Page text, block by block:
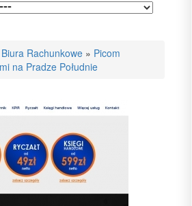
Biura Rachunkowe » Picom
na Pradze Południe